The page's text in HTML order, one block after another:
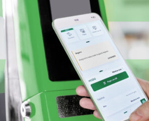
Periodismo
serio